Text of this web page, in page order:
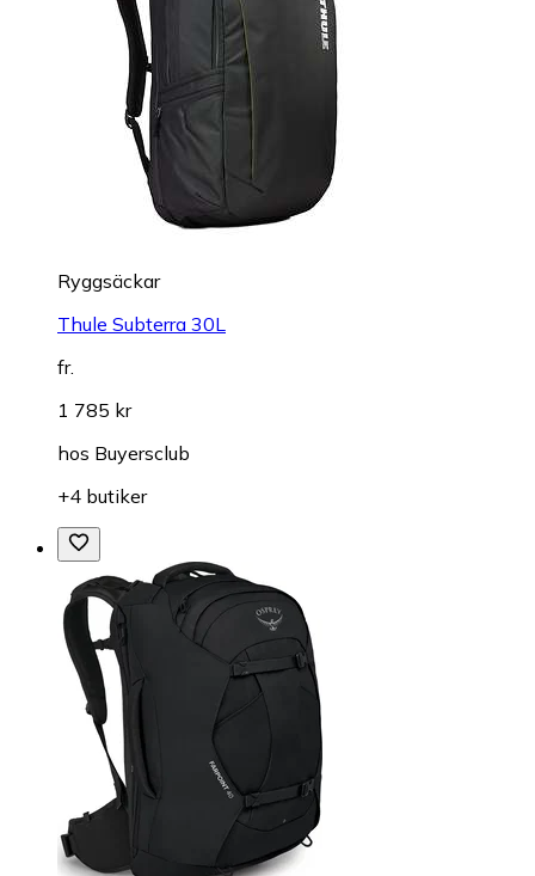
Ryggsäckar
Thule Subterra 30L
fr.
1 785 kr
hos Buyersclub
+4 butiker